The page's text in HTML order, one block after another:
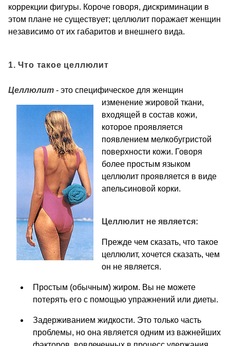
коррекции фигуры. Короче говоря, дискриминации в
этом плане не существует; целлюлит поражает женщин
независимо от их габаритов и внешнего вида.
1. Что такое целлюлит
Целлюлит - это специфическое для женщин
изменение жировой ткани,
входящей в состав кожи,
которое проявляется
появлением мелкобугристой
поверхности кожи. Говоря
более простым языком
целлюлит проявляется в виде
апельсиновой корки.
Целлюлит не является:
Прежде чем сказать, что такое
целлюлит, хочется сказать, чем
он не является.
Простым (обычным) жиром. Вы не можете
потерять его с помощью упражнений или диеты.
Задерживанием жидкости. Это только часть
проблемы, но она является одним из важнейших